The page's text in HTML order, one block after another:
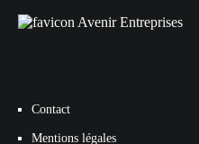
Contact
Mentions légales